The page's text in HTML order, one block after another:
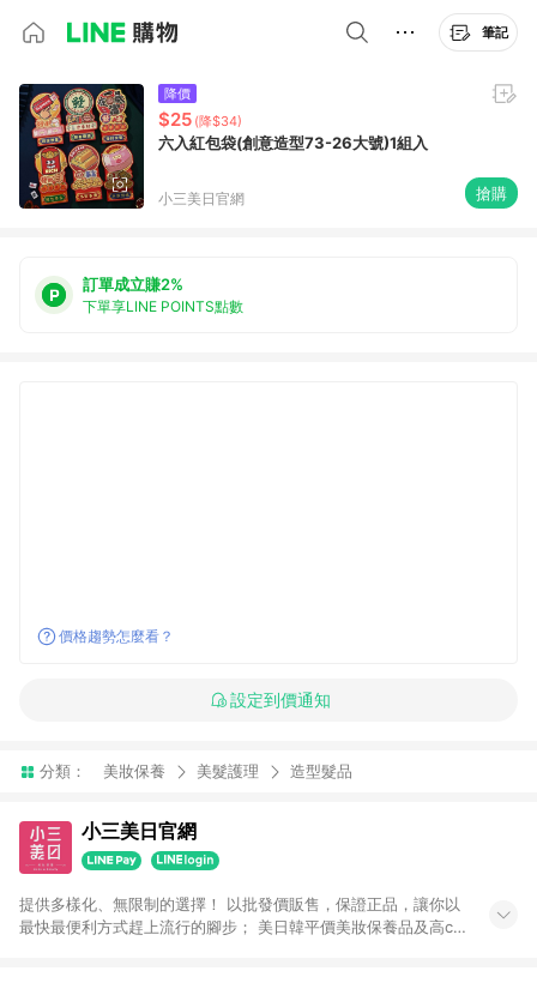
筆記
降價
$25 (降$34)
六入紅包袋(創意造型73-26大號)1組入
小三美日官網 搶購
訂單成立賺2%
下單享LINE POINTS點數
價格趨勢怎麼看？
設定到價通知
分類： 美妝保養 美髮護理 造型髮品
小三美日官網
提供多樣化、無限制的選擇！ 以批發價販售，保證正品，讓你以
最快最便利方式趕上流行的腳步； 美日韓平價美妝保養品及高cp